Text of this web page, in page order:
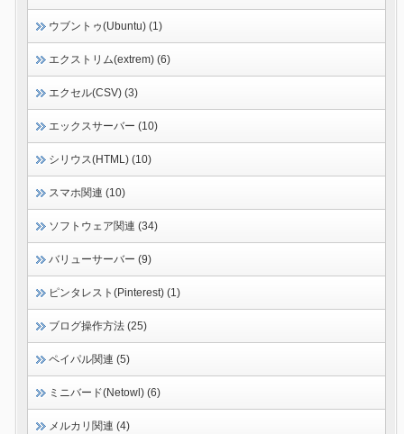
ウブントゥ(Ubuntu) (1)
エクストリム(extrem) (6)
エクセル(CSV) (3)
エックスサーバー (10)
シリウス(HTML) (10)
スマホ関連 (10)
ソフトウェア関連 (34)
バリューサーバー (9)
ピンタレスト(Pinterest) (1)
ブログ操作方法 (25)
ペイパル関連 (5)
ミニバード(Netowl) (6)
メルカリ関連 (4)